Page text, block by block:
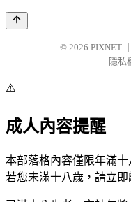
© 2026 PIXNET
隱私
⚠️
成人內容提醒
本部落格內容僅限年滿十
若您未滿十八歲，請立即